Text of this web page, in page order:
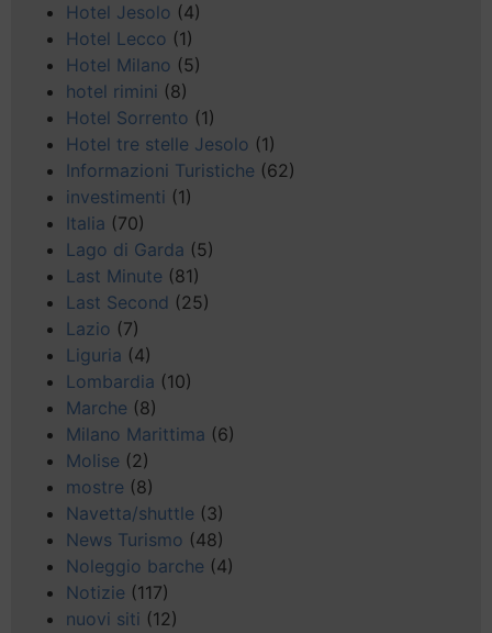
Hotel Jesolo (4)
Hotel Lecco (1)
Hotel Milano (5)
hotel rimini (8)
Hotel Sorrento (1)
Hotel tre stelle Jesolo (1)
Informazioni Turistiche (62)
investimenti (1)
Italia (70)
Lago di Garda (5)
Last Minute (81)
Last Second (25)
Lazio (7)
Liguria (4)
Lombardia (10)
Marche (8)
Milano Marittima (6)
Molise (2)
mostre (8)
Navetta/shuttle (3)
News Turismo (48)
Noleggio barche (4)
Notizie (117)
nuovi siti (12)